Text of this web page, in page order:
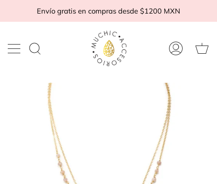
Envío gratis en compras desde $1200 MXN
Buscar
tienda
Mi